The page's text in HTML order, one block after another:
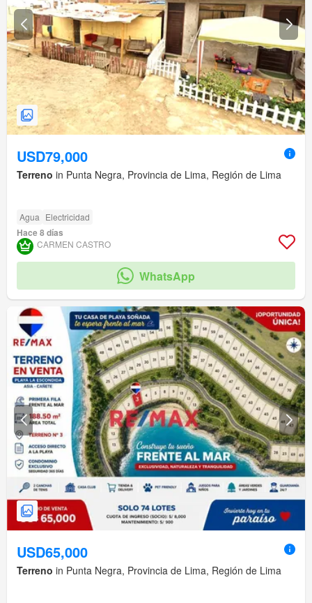
USD79,000
Terreno in Punta Negra, Provincia de Lima, Región de Lima
Agua Electricidad
Hace 8 días
CARMEN CASTRO
WhatsApp
USD65,000
Terreno in Punta Negra, Provincia de Lima, Región de Lima